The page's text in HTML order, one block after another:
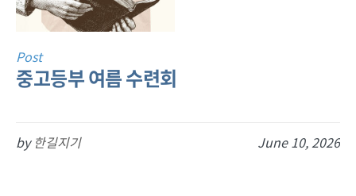
Post
중고등부 여름 수련회
June 10, 2026
by 한길지기